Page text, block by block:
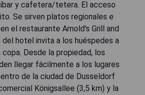
y cafetera/tetera. El acceso
Se sirven platos regionales e
el restaurante Arnold's Grill and
del hotel invita a los huéspedes a
Desde la propiedad, los
llegar fácilmente a los lugares
de la ciudad de Dusseldorf
Königsallee (3,5 km) y la